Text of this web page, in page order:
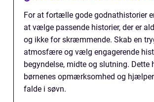
For at fortælle gode godnathistorier
at vælge passende historier, der er
og ikke for skræmmende. Skab en
atmosfære og vælg engagerende
begyndelse, midte og slutning. Dette
børnenes opmærksomhed og
falde i søvn.